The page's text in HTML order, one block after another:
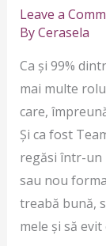
Leave a
ByCerasela
Ca și 99%
mai multe
care,
Și ca fost
regăsi într-un
sau nou
treabă bună,
mele și să